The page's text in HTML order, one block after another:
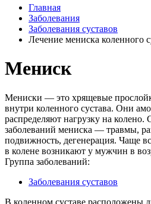
Главная
Заболевания
Заболевания суставов
Лечение мениска коленного
Мениск
Мениски — это хрящевые
внутри коленного сустава. Они
распределяют нагрузку на
заболеваний мениска — травмы,
подвижность, дегенерация. Чаще
в колене возникают у мужчин в
Группа заболеваний:
Заболевания суставов
В коленном суставе расположены